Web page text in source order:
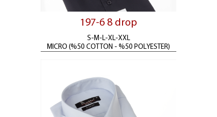
197-6 8 drop
S-M-L-XL-XXL
MICRO (%50 COTTON - %50 POLYESTER)